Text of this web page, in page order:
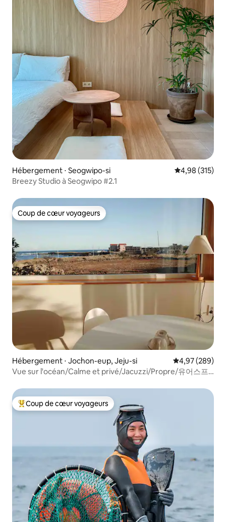
Hébergement ⋅ Seogwipo-si Évaluation
4,98 (315)
Breezy Studio à Seogwipo #2.1
Coup de cœur voyageurs
Coup de cœur voyageurs
Hébergement ⋅ Jochon-eup, Jeju-si Évaluation
4,97 (289)
Vue sur l'océan/Calme et privé/Jacuzzi/Propre/유어스프
Coups de cœur voyageurs les plus appréciés
Coup de cœur voyageurs